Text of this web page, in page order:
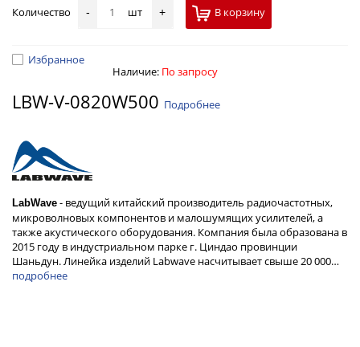
Количество - шт + В корзину
Избранное
Наличие: По запросу
LBW-V-0820W500 Подробнее
LabWave - ведущий китайский производитель радиочастотных,
микроволновых компонентов и малошумящих усилителей, а
также акустического оборудования. Компания была образована в
2015 году в индустриальном парке г. Циндао провинции
Шаньдун. Линейка изделий Labwave насчитывает свыше 20 000…
подробнее